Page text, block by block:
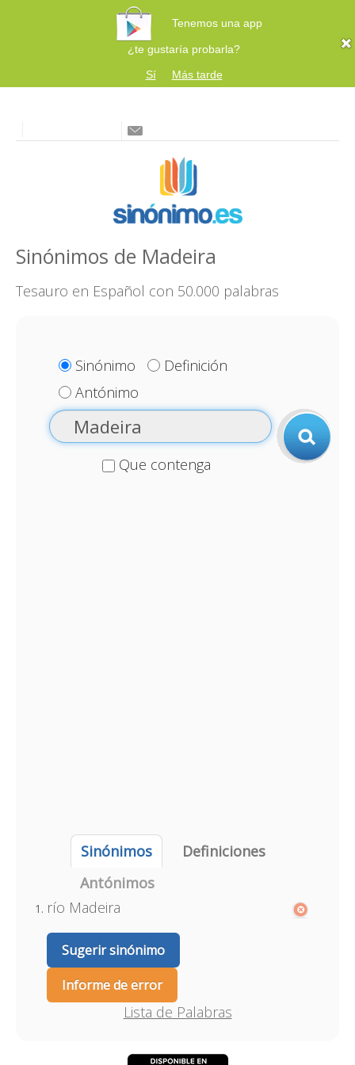
Tenemos una app
¿te gustaría probarla?
Sí
Más tarde
Sinónimos de Madeira
Tesauro en Español con 50.000 palabras
Sinónimo
Definición
Antónimo
Que contenga
Sinónimos
Definiciones
Antónimos
río Madeira
Sugerir sinónimo
Informe de error
Lista de Palabras